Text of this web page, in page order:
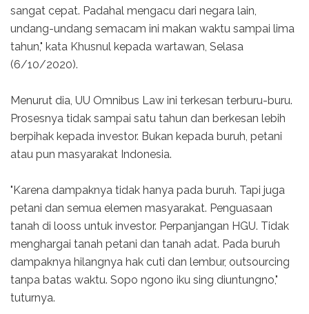
sangat cepat. Padahal mengacu dari negara lain,
undang-undang semacam ini makan waktu sampai lima
tahun," kata Khusnul kepada wartawan, Selasa
(6/10/2020).
Menurut dia, UU Omnibus Law ini terkesan terburu-buru.
Prosesnya tidak sampai satu tahun dan berkesan lebih
berpihak kepada investor. Bukan kepada buruh, petani
atau pun masyarakat Indonesia.
"Karena dampaknya tidak hanya pada buruh. Tapi juga
petani dan semua elemen masyarakat. Penguasaan
tanah di looss untuk investor. Perpanjangan HGU. Tidak
menghargai tanah petani dan tanah adat. Pada buruh
dampaknya hilangnya hak cuti dan lembur, outsourcing
tanpa batas waktu. Sopo ngono iku sing diuntungno,"
tuturnya.